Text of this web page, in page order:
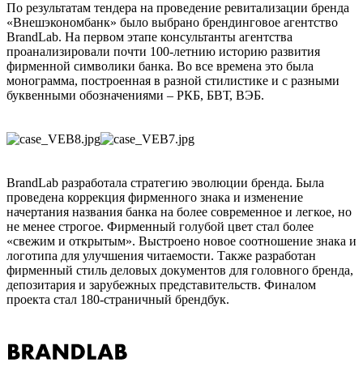
По результатам тендера на проведение ревитализации бренда
«Внешэкономбанк» было выбрано брендинговое агентство
BrandLab. На первом этапе консультанты агентства
проанализировали почти 100-летнию историю развития
фирменной символики банка. Во все времена это была
монограмма, построенная в разной стилистике и с разными
буквенными обозначениями – РКБ, БВТ, ВЭБ.
BrandLab разработала стратегию эволюции бренда. Была
проведена коррекция фирменного знака и изменение
начертания названия банка на более современное и легкое, но
не менее строгое. Фирменный голубой цвет стал более
«свежим и открытым». Выстроено новое соотношение знака и
логотипа для улучшения читаемости. Также разработан
фирменный стиль деловых документов для головного бренда,
депозитария и зарубежных представительств. Финалом
проекта стал 180-страничный брендбук.